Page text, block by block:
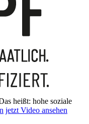
heißt: hohe soziale
jetzt Video ansehen